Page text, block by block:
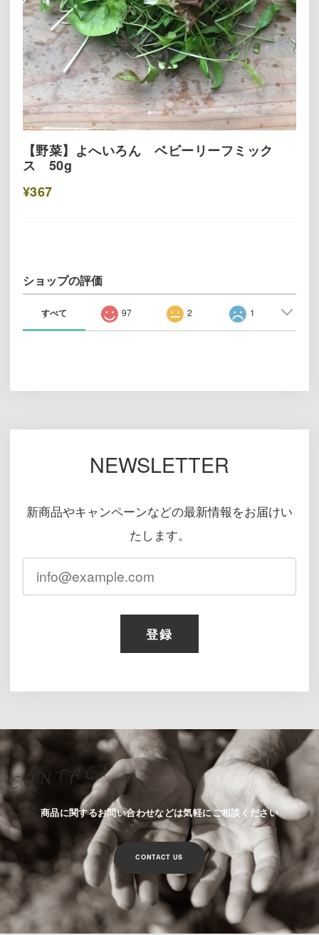
【野菜】よへいろん ベビーリーフミック
ス 50g
¥367
ショップの評価
すべて 97 2 1
NEWSLETTER
新商品やキャンペーンなどの最新情報をお届けい
たします。
登録
商品に関するお問い合わせなどは気軽にご相談ください
CONTACT US